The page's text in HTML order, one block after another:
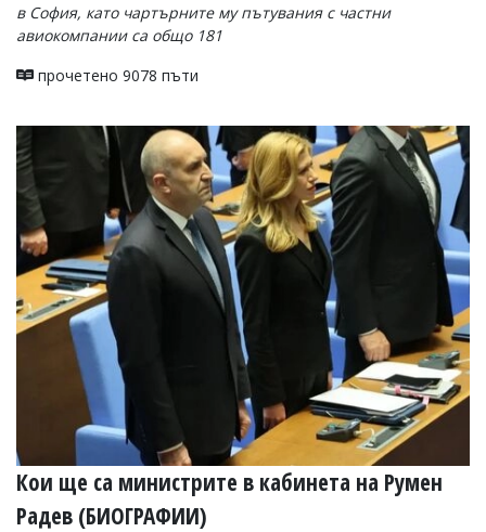
в София, като чартърните му пътувания с частни
авиокомпании са общо 181
прочетено 9078 пъти
Кои ще са министрите в кабинета на Румен
Радев (БИОГРАФИИ)